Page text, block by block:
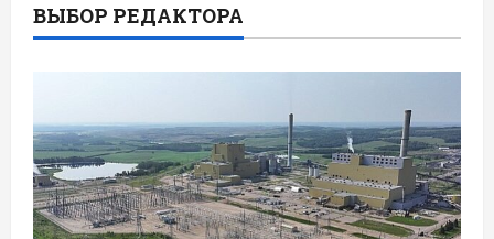
ВЫБОР РЕДАКТОРА